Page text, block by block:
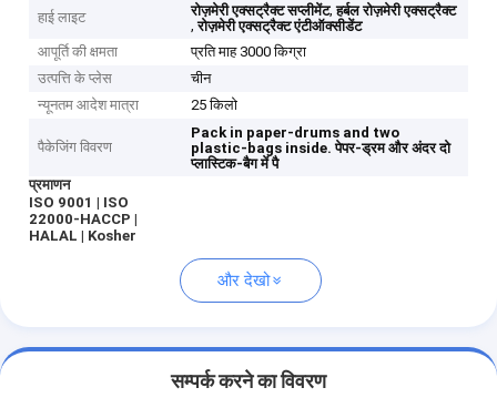
हाई लाइट रोज़मेरी एक्सट्रैक्ट सप्लीमेंट,हर्बल रोज़मेरी एक्सट्रैक्ट
,रोज़मेरी एक्सट्रैक्ट एंटीऑक्सीडेंट
आपूर्ति की क्षमता
प्रति माह 3000 किग्रा
उत्पत्ति के प्लेस
चीन
न्यूनतम आदेश मात्रा
25 किलो
पैकेजिंग विवरण
Pack in paper-drums and two
plastic-bags inside. पेपर-ड्रम और अंदर दो
प्लास्टिक-बैग में पै
प्रमाणन
ISO 9001 | ISO
22000-HACCP |
HALAL | Kosher
और देखो
सम्पर्क करने का विवरण